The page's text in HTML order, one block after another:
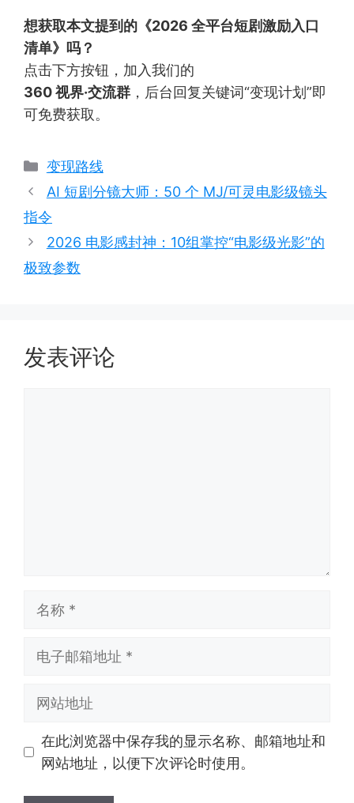
想获取本文提到的《2026 全平台短剧激励入口
清单》吗？
点击下方按钮，加入我们的
360 视界·交流群 ，后台回复关键词“变现计划”即
可免费获取。
分
类
变现路线
AI 短剧分镜大师：50 个 MJ/可灵电影级镜头
指令
2026 电影感封神：10组掌控“电影级光影”的
极致参数
发表评论
址
址
在此浏览器中保存我的显示名称、邮箱地址和
网站地址，以便下次评论时使用。